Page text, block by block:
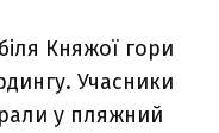
Княжої гори
Учасники
у пляжний